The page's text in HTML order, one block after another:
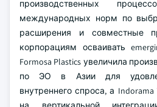
производственных
международных норм по
расширения и совместные
корпорациям осваивать
Formosa Plastics увеличила
по ЭО в Азии для
внутреннего спроса, а